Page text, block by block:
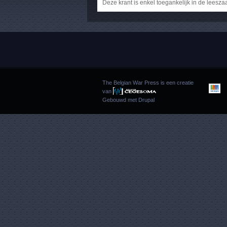
Deze krant is enkel toegankelijk in de
The Belgian War Press is een creatie
van
Gebouwd met Drupal